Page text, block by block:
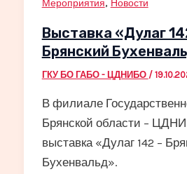
Мероприятия Новости
Выставка «Дулаг
Брянский
ГКУ БО ГАБО - ЦДНИБО /
В филиале
Брянской области –
выставка «Дулаг 142 –
Бухенвальд».